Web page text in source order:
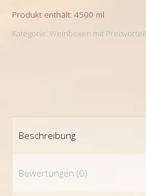
Produkt enthält: 4500 ml
Kategorie: Weinboxen mit Preisvorteil
Beschreibung
Bewertungen (0)